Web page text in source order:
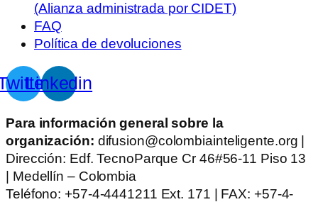
(Alianza administrada por CIDET)
FAQ
Política de devoluciones
Linkedin
Para información general sobre la
organización: difusion@colombiainteligente.org |
Dirección: Edf. TecnoParque Cr 46#56-11 Piso 13
| Medellín – Colombia
Teléfono: +57-4-4441211 Ext. 171 | FAX: +57-4-